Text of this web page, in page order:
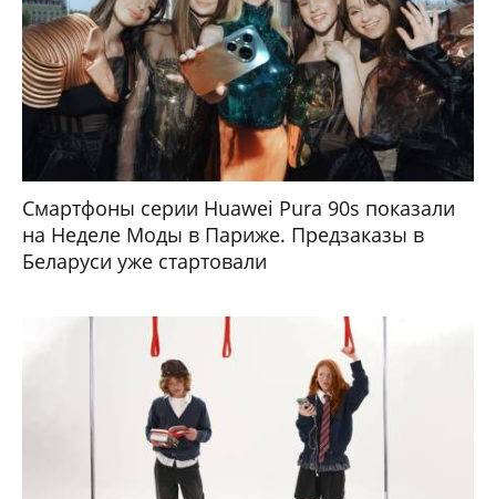
Смартфоны серии Huawei Pura 90s показали
на Неделе Моды в Париже. Предзаказы в
Беларуси уже стартовали